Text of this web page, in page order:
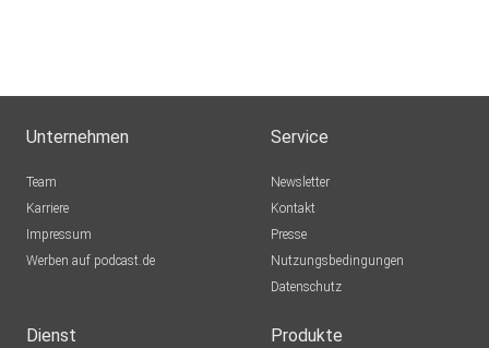
Unternehmen
Team
Karriere
Impressum
Werben auf podcast.de
Service
Newsletter
Kontakt
Presse
Nutzungsbedingungen
Datenschutz
Dienst Produkte